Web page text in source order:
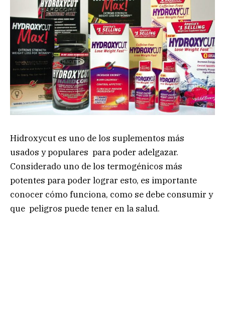
Hidroxycut es uno de los suplementos más
usados y populares para poder adelgazar.
Considerado uno de los termogénicos más
potentes para poder lograr esto, es importante
conocer cómo funciona, como se debe consumir y
que peligros puede tener en la salud.